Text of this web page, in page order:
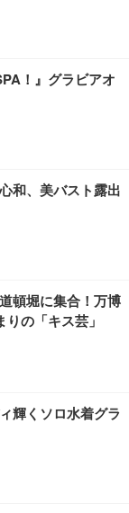
！日下部式学習
～STARRING～
(初回盤)(2枚組)
！』グラビアオ
和、美バスト露出
頓堀に集合！万博
の「キス芸」
輝くソロ水着グラ